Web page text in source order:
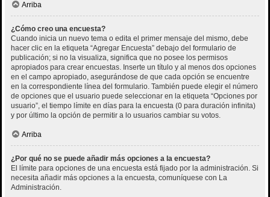
Arriba
¿Cómo creo una encuesta?
Cuando inicia un nuevo tema o edita el primer mensaje del mismo, debe
hacer clic en la etiqueta “Agregar Encuesta” debajo del formulario de
publicación; si no la visualiza, significa que no posee los permisos
apropiados para crear encuestas. Inserte un título y al menos dos opciones
en el campo apropiado, asegurándose de que cada opción se encuentre
en la correspondiente línea del formulario. También puede elegir el número
de opciones que el usuario puede seleccionar en la etiqueta “Opciones por
usuario”, el tiempo límite en días para la encuesta (0 para duración infinita)
y por último la opción de permitir a lo usuarios cambiar su votos.
Arriba
¿Por qué no se puede añadir más opciones a la encuesta?
El límite para opciones de una encuesta está fijado por la administración. Si
necesita añadir más opciones a la encuesta, comuníquese con La
Administración.